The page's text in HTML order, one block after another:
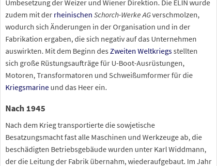
Umbesetzung der Weizer und Wiener Direktion. Die ELIN wurde
zudem mit der rheinischen Schorch-Werke AGverschmolzen,
wodurch sich Änderungen in der Organisation und in der
Fabrikation ergaben, die sich negativ auf das Unternehmen
auswirkten. Mit dem Beginn des Zweiten Weltkriegsstellten
sich große Rüstungsaufträge für U-Boot-Ausrüstungen,
Motoren, Transformatoren und Schweißumformer für die
Kriegsmarine und das Heer ein.
Nach 1945
Nach dem Krieg transportierte die sowjetische
Besatzungsmacht fast alle Maschinen und Werkzeuge ab, die
beschädigten Betriebsgebäude wurden unter Karl Widdmann,
der die Leitung der Fabrik übernahm, wiederaufgebaut. Im Jahr